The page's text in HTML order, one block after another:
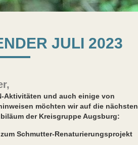
JULI 2023
Aktivitäten und auch einige von
möchten wir auf die nächsten
der Kreisgruppe Augsburg:
Schmutter-Renaturierungsprojekt